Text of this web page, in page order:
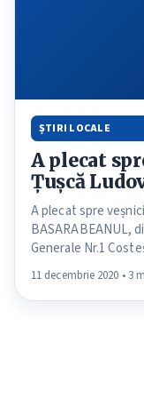
ȘTIRI LOCALE
A plecat
Țușcă
A plecat spre
BASARABEANUL,
Generale Nr.1
11 decembrie 2020 • 3